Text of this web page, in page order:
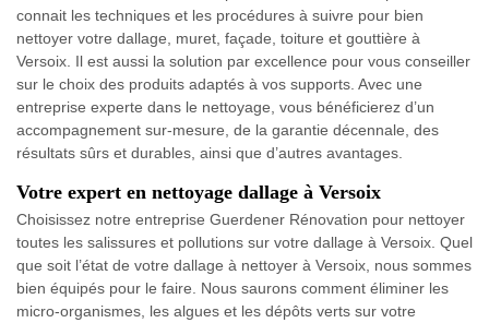
connait les techniques et les procédures à suivre pour bien
nettoyer votre dallage, muret, façade, toiture et gouttière à
Versoix. Il est aussi la solution par excellence pour vous conseiller
sur le choix des produits adaptés à vos supports. Avec une
entreprise experte dans le nettoyage, vous bénéficierez d’un
accompagnement sur-mesure, de la garantie décennale, des
résultats sûrs et durables, ainsi que d’autres avantages.
Votre expert en nettoyage dallage à Versoix
Choisissez notre entreprise Guerdener Rénovation pour nettoyer
toutes les salissures et pollutions sur votre dallage à Versoix. Quel
que soit l’état de votre dallage à nettoyer à Versoix, nous sommes
bien équipés pour le faire. Nous saurons comment éliminer les
micro-organismes, les algues et les dépôts verts sur votre